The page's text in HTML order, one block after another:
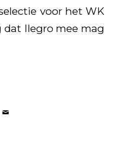
voor het WK
dat Ilegro mee mag